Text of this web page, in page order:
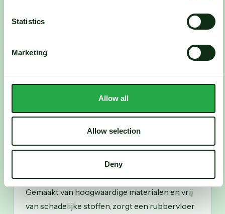
Statistics
Marketing
Allow all
Allow selection
Deny
PVC-vloer
te zien, maar ook nog gezond voor jou en je
Gemaakt van hoogwaardige materialen en vrij
van schadelijke stoffen, zorgt een rubbervloer